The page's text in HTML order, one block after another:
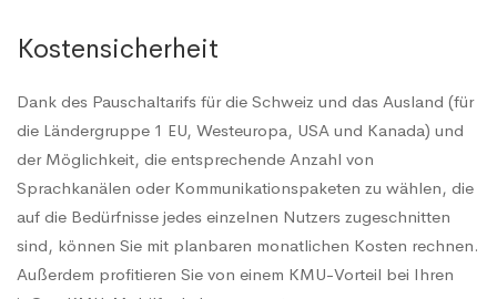
Kostensicherheit
Dank des Pauschaltarifs für die Schweiz und das Ausland (für
die Ländergruppe 1 EU, Westeuropa, USA und Kanada) und
der Möglichkeit, die entsprechende Anzahl von
Sprachkanälen oder Kommunikationspaketen zu wählen, die
auf die Bedürfnisse jedes einzelnen Nutzers zugeschnitten
sind, können Sie mit planbaren monatlichen Kosten rechnen.
Außerdem profitieren Sie von einem KMU-Vorteil bei Ihren